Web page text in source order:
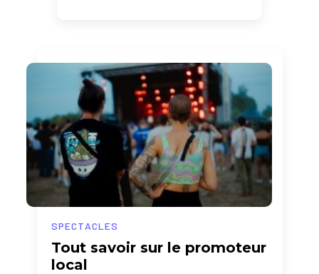
SPECTACLES
Tout savoir sur le promoteur
local